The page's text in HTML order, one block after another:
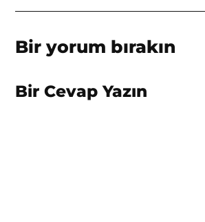
Bir yorum bırakın
Bir Cevap Yazın